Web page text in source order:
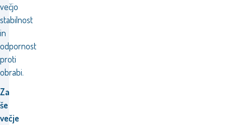
večjo
stabilnost
in
odpornost
proti
obrabi.
Za
še
večje